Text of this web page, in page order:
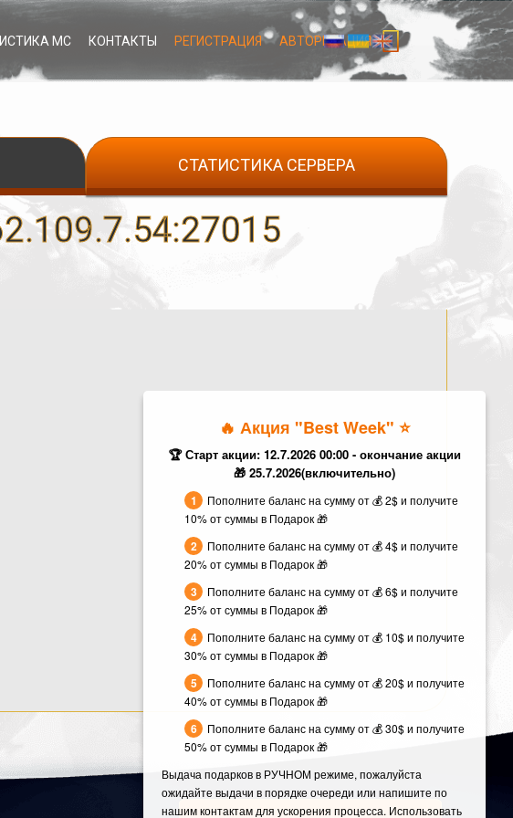
МС КОНТАКТЫ РЕГИСТРАЦИЯ АВТОРИЗАЦИЯ
СТАТИСТИКА СЕРВЕРА
🔥 Акция "Best Week" ⭐️
🏆 Старт акции: 12.7.2026 00:00 - окончание акции
🎁 25.7.2026(включительно)
Пополните баланс на сумму от 💰 2$ и получите
10% от суммы в Подарок 🎁
Пополните баланс на сумму от 💰 4$ и получите
20% от суммы в Подарок 🎁
Пополните баланс на сумму от 💰 6$ и получите
25% от суммы в Подарок 🎁
Пополните баланс на сумму от 💰 10$ и получите
30% от суммы в Подарок 🎁
Пополните баланс на сумму от 💰 20$ и получите
40% от суммы в Подарок 🎁
Пополните баланс на сумму от 💰 30$ и получите
50% от суммы в Подарок 🎁
Выдача подарков в РУЧНОМ режиме, пожалуйста
ожидайте выдачи в порядке очереди или напишите по
нашим контактам для ускорения процесса. Использовать